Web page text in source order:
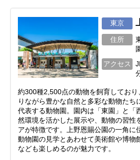
東京
住所
アクセス
約300種2,500点の動物を飼育してお
りながら豊かな自然と多彩な動物たち
代表する動物園。園内は「東園」と「
然環境を活かした展示や、動物の習性
アが特徴です。上野恩賜公園の一角に
動物園の見学とあわせて美術館や博物
なども楽しめるのが魅力です。